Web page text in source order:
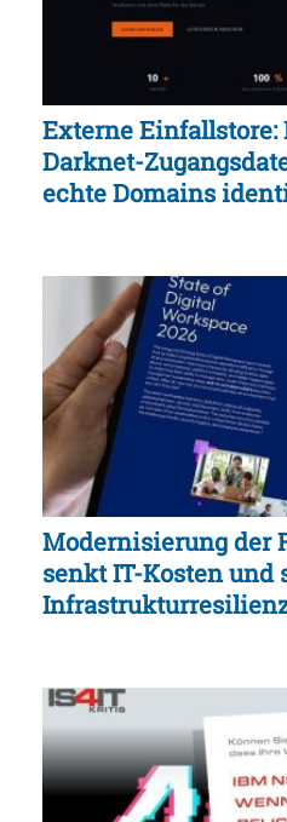
Externe Einfallstore:
Darknet-
echte Domains
Modernisierung der
senkt IT-Kosten und